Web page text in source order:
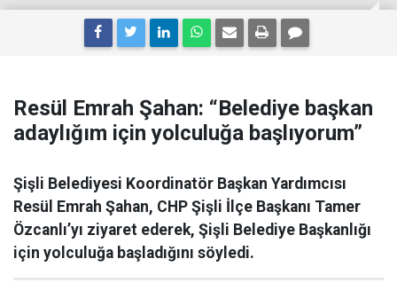
Resül Emrah Şahan: “Belediye başkan
adaylığım için yolculuğa başlıyorum”
Şişli Belediyesi Koordinatör Başkan Yardımcısı
Resül Emrah Şahan, CHP Şişli İlçe Başkanı Tamer
Özcanlı’yı ziyaret ederek, Şişli Belediye Başkanlığı
için yolculuğa başladığını söyledi.